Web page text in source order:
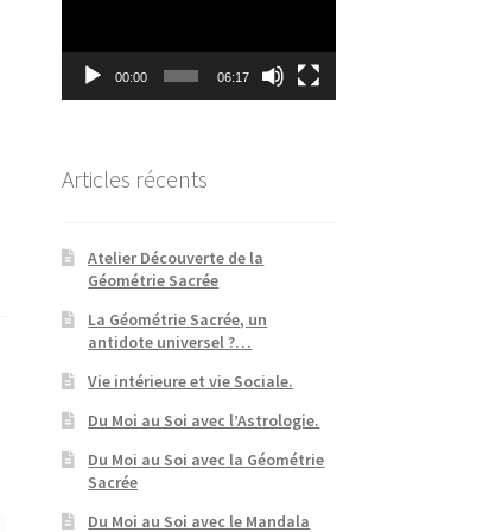
00:00 06:17
Articles récents
Atelier Découverte de la
Géométrie Sacrée
La Géométrie Sacrée, un
antidote universel ?…
Vie intérieure et vie Sociale.
Du Moi au Soi avec l’Astrologie.
Du Moi au Soi avec la Géométrie
Sacrée
Du Moi au Soi avec le Mandala